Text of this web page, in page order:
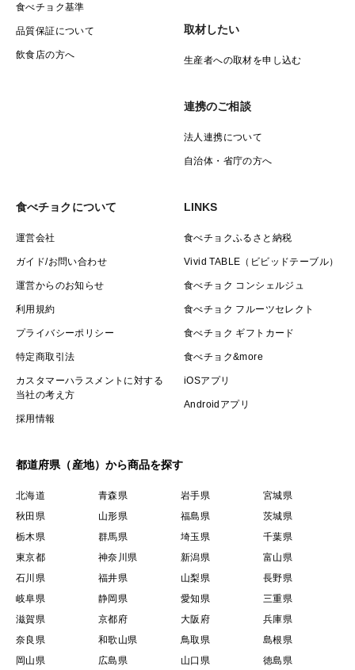
食べチョク基準
品質保証について
飲食店の方へ
取材したい
生産者への取材を申し込む
連携のご相談
法人連携について
自治体・省庁の方へ
食べチョクについて
運営会社
ガイド/お問い合わせ
運営からのお知らせ
利用規約
プライバシーポリシー
特定商取引法
カスタマーハラスメントに対する
当社の考え方
採用情報
LINKS
食べチョクふるさと納税
Vivid TABLE（ビビッドテーブル）
食べチョク コンシェルジュ
食べチョク フルーツセレクト
食べチョク ギフトカード
食べチョク&more
iOSアプリ
Androidアプリ
都道府県（産地）から商品を探す
北海道 青森県 岩手県
宮城県
秋田県
山形県 福島県
茨城県
栃木県
群馬県 埼玉県
千葉県
東京都
神奈川県 新潟県
富山県
石川県
福井県 山梨県
長野県
岐阜県
静岡県 愛知県
三重県
滋賀県
京都府 大阪府
兵庫県
奈良県
和歌山県 鳥取県
島根県
岡山県
広島県 山口県 徳島県